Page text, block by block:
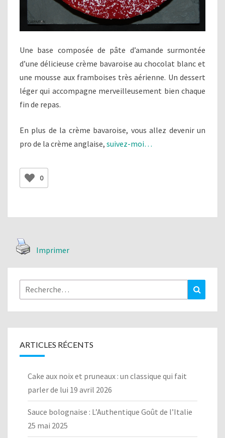
Une base composée de pâte d’amande surmontée
d’une délicieuse crème bavaroise au chocolat blanc et
une mousse aux framboises très aérienne. Un dessert
léger qui accompagne merveilleusement bien chaque
fin de repas.
En plus de la crème bavaroise, vous allez devenir un
pro de la crème anglaise, suivez-moi…
0
Imprimer
Rechercher :
ARTICLES RÉCENTS
Cake aux noix et pruneaux : un classique qui fait
parler de lui 19 avril 2026
Sauce bolognaise : L’Authentique Goût de l’Italie
25 mai 2025